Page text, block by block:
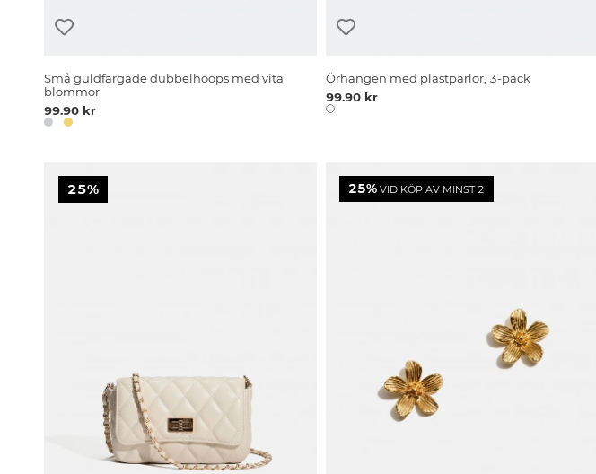
Små guldfärgade dubbelhoops med vita
blommor
99.90 kr
Örhängen med plastpärlor, 3-pack
99.90 kr
25% 25% VID KÖP AV MINST 2